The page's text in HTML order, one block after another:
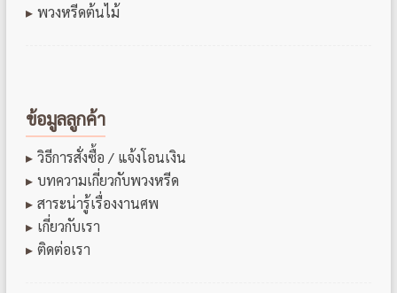
พวงหรีดต้นไม้
ข้อมูลลูกค้า
วิธีการสั่งซื้อ / แจ้งโอนเงิน
บทความเกี่ยวกับพวงหรีด
สาระน่ารู้เรื่องงานศพ
เกี่ยวกับเรา
ติดต่อเรา